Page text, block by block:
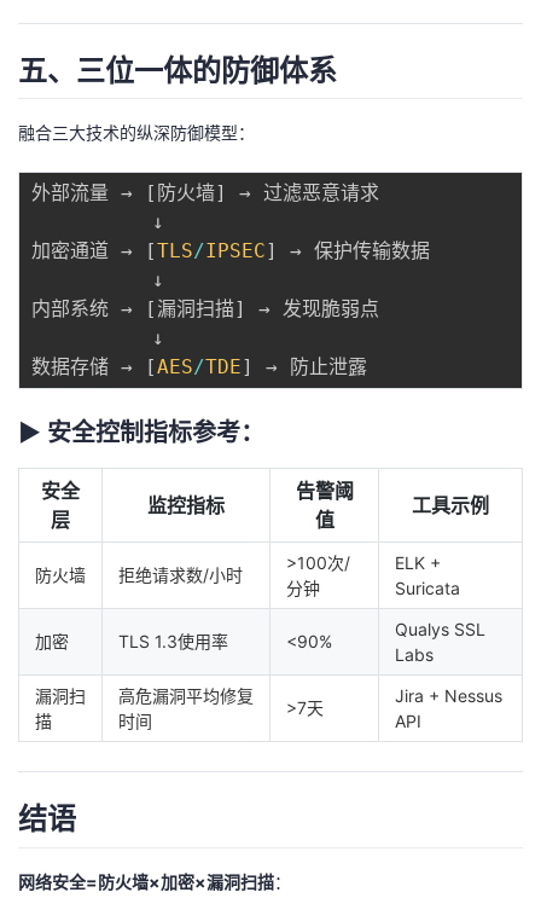
五、三位一体的防御体系
融合三大技术的纵深防御模型：
外部流量 → [ 防火墙]
→ 过滤恶意请求
          ↓
加密通道 →
[TLS/IPSEC]
→ 保护传输数据
          ↓
内部系统 →
[ 漏洞扫描]
→ 发现脆弱点
          ↓
数据存储 →
[AES/TDE]
▶ 安全控制指标参考：
安全
层
监控指标
告警阈
值
工具示例
防火墙 拒绝请求数/小时
>100次/
分钟
ELK +
Suricata
加密 TLS 1.3使用率 <90%
Qualys SSL
Labs
漏洞扫
描
高危漏洞平均修复
时间
>7天
Jira + Nessus
API
结语
网络安全=防火墙×加密×漏洞扫描：